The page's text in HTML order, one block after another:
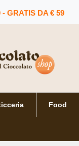
GRATIS DA € 59
Food